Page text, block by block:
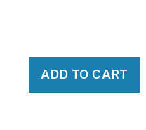
ADD TO CART